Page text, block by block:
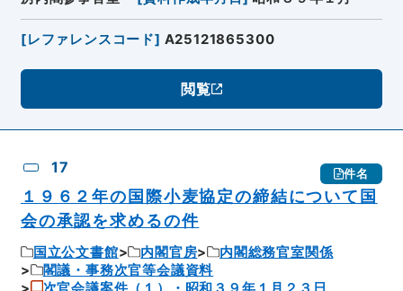
[レファレンスコード] A25121865300
閲覧
17 件名
１９６２年の国際小麦協定の締結について国
会の承認を求めるの件
国立公文書館 内閣官房
内閣総務官室関係
閣議・事務次官等会議資料